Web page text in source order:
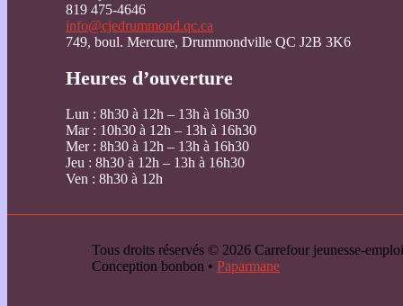
819 475-4646
info@cjedrummond.qc.ca
749, boul. Mercure, Drummondville QC J2B 3K6
Heures d’ouverture
Lun : 8h30 à 12h – 13h à 16h30
Mar : 10h30 à 12h – 13h à 16h30
Mer : 8h30 à 12h – 13h à 16h30
Jeu : 8h30 à 12h – 13h à 16h30
Ven : 8h30 à 12h
Tous droits réservés © 2026 Carrefour jeunesse-
Conception bonbon • Paparmane